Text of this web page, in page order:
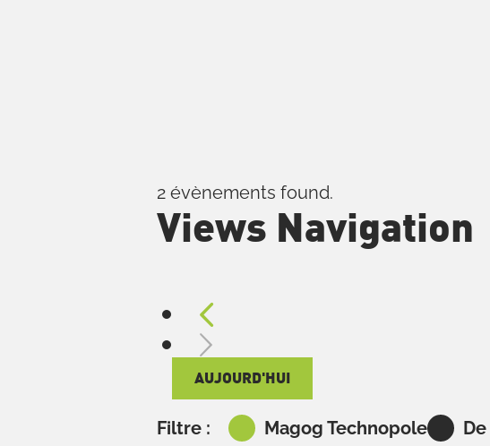
2 évènements found.
Évènements
Views Navigation
AUJOURD'HUI
Filtre : Magog Technopole